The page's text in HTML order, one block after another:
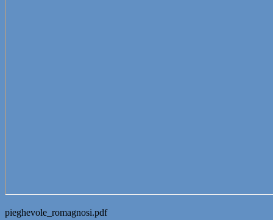
pieghevole_romagnosi.pdf